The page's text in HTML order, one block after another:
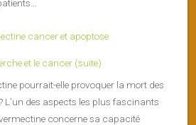
et le cancer (suite)
pourrait-elle provoquer la mort des
L’un des aspects les plus fascinants
concerne sa capacité